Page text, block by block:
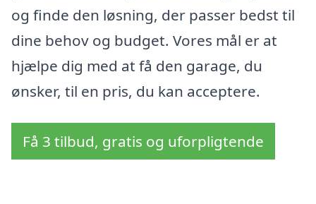
og finde den løsning, der passer bedst til
dine behov og budget. Vores mål er at
hjælpe dig med at få den garage, du
ønsker, til en pris, du kan acceptere.
Få 3 tilbud, gratis og uforpligtende